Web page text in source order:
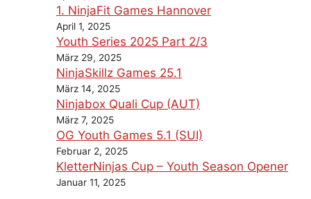
1. NinjaFit Games Hannover
April 1, 2025
Youth Series 2025 Part 2/3
März 29, 2025
NinjaSkillz Games 25.1
März 14, 2025
Ninjabox Quali Cup (AUT)
März 7, 2025
OG Youth Games 5.1 (SUI)
Februar 2, 2025
KletterNinjas Cup – Youth Season Opener
Januar 11, 2025